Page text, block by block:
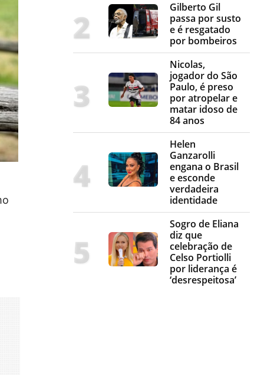
Gilberto Gil
passa por susto
e é resgatado
por bombeiros
Nicolas,
jogador do São
Paulo, é preso
por atropelar e
matar idoso de
84 anos
Helen
Ganzarolli
engana o Brasil
e esconde
verdadeira
identidade
Sogro de Eliana
diz que
celebração de
Celso Portiolli
por liderança é
‘desrespeitosa’